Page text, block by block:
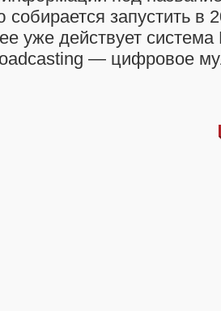
собирается запустить в
уже действует система
— цифровое